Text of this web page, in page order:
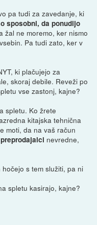
pa tudi za zavedanje, ki
sposobni, da ponudijo
žal ne moremo, ker nismo
Pa tudi zato, ker v
ki plačujejo za
skoraj debile. Reveži po
vse zastonj, kajne?
spletu. Ko žrete
kitajska tehnična
moti, da na vaš račun
preprodajalci nevredne,
s tem služiti, pa ni
spletu kasirajo, kajne?